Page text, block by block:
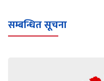
सम्बन्धित सूचना